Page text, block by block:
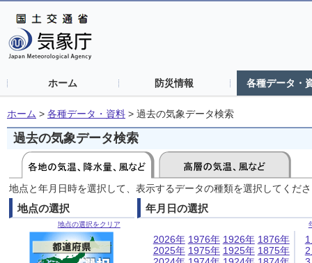
ホーム 防災情報 各種データ・
ホーム > 各種データ・資料 > 過去の気象データ検索
過去の気象データ検索
地点と年月日時を選択して、表示するデータの種類を選択してくだ
地点の選択
地点の選択をクリア
年月日の選択
2026年
2025年
1976年
1975年
1926年
1925年
1876年
1875年